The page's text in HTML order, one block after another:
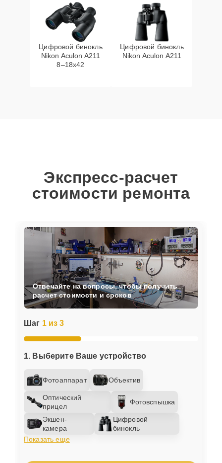
Цифровой бинокль
Nikon Aculon A211
8–18x42
Цифровой бинокль
Nikon Aculon A211
Экспресс-расчет
стоимости ремонта
Шаг 1 из 3
1. Выберите Ваше устройство
Фотоаппарат Объектив
Оптический
прицел
Фотовспышка
Экшен-
камера
Цифровой
бинокль
Показать еще
Отвечайте на вопросы, чтобы получить
расчет стоимости и сроков